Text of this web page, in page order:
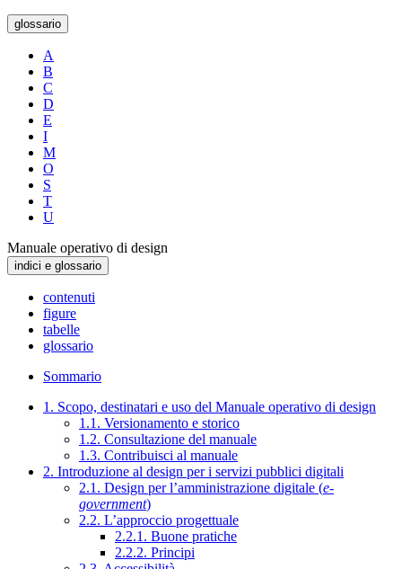
glossario
A
B
C
D
E
I
M
O
S
T
U
Manuale operativo di design
indici e glossario
contenuti
figure
tabelle
glossario
Sommario
1. Scopo, destinatari e uso del Manuale operativo di design
1.1. Versionamento e storico
1.2. Consultazione del manuale
1.3. Contribuisci al manuale
2. Introduzione al design per i servizi pubblici digitali
2.1. Design per l’amministrazione digitale (e-
government)
2.2. L’approccio progettuale
2.2.1. Buone pratiche
2.2.2. Principi